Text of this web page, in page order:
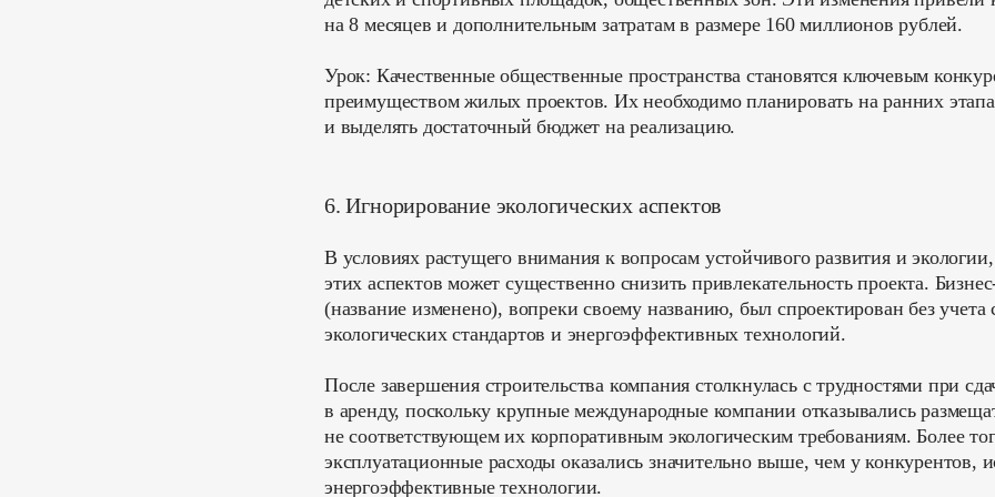
на 8 месяцев и дополнительным затратам в размере 160 миллионов рублей.
Урок: Качественные общественные пространства становятся ключевым
преимуществом жилых проектов. Их необходимо планировать на ранних
и выделять достаточный бюджет на реализацию.
6. Игнорирование экологических аспектов
В условиях растущего внимания к вопросам устойчивого развития и
этих аспектов может существенно снизить привлекательность проекта.
(название изменено), вопреки своему названию, был спроектирован без
экологических стандартов и энергоэффективных технологий.
После завершения строительства компания столкнулась с трудностями при
в аренду, поскольку крупные международные компании отказывались
не соответствующем их корпоративным экологическим требованиям. Более
эксплуатационные расходы оказались значительно выше, чем у конкурентов,
энергоэффективные технологии.